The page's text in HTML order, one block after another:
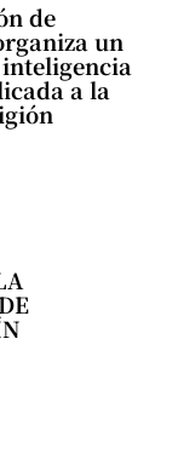
de
un
a la